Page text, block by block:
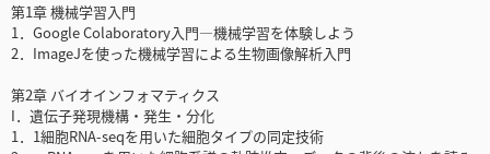
第1章 機械学習入門
1．Google Colaboratory入門―機械学習を体験しよう
2．ImageJを使った機械学習による生物画像解析入門
第2章 バイオインフォマティクス
I．遺伝子発現機構・発生・分化
1．1細胞RNA-seqを用いた細胞タイプの同定技術